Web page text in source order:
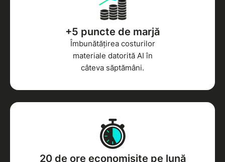
+5 puncte de marjă
Îmbunătățirea costurilor
materiale datorită AI în
câteva săptămâni.
20 de ore economisite pe lună